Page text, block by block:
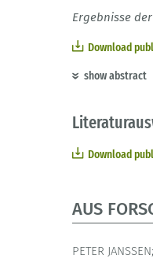
Ergebnisse
Download
show abstract
Download
AUS
PETER